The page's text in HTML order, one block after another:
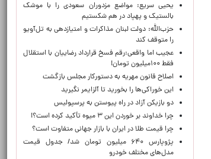
یحیی سریع: مواضع مزدوران سعودی را با موشک
بالستیک و پهپاد در هم شکستیم
حزب‌الله: دولت لبنان مذاکرات و امتیازدهی به تل‌آویو
را متوقف کند
عجیب اما واقعی:رقم فسخ قرارداد رضاییان با استقلال
فقط ۱۰۰میلیون تومان!
اصلاح قانون مهریه به دستورکار مجلس بازگشت
این خوراکی‌ها را بخورید تا آلزایمر نگیرید
دو بازیکن آزاد در راه پیوستن به پرسپولیس
چرا خداوند بر خوردن این ۳ میوه تأکید کرده است؟!
چرا قیمت طلا در ایران با بازار جهانی متفاوت است؟
پژوپارس ۶۴۰ میلیون تومان شد/ جدول قیمت
مدل‌های مختلف خودرو